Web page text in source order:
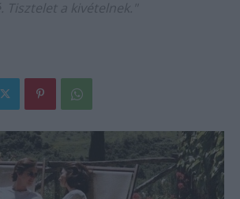
Tisztelet a kivételnek."